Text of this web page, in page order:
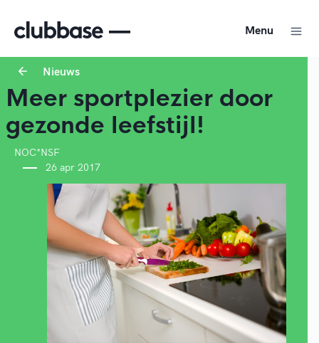
Menu
Nieuws
Meer sportplezier door
gezonde leefstijl!
NOC*NSF
26 apr 2017